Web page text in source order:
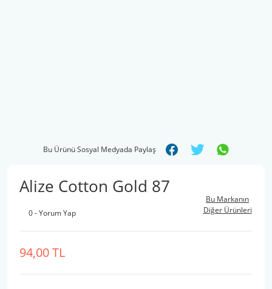
Bu Ürünü Sosyal Medyada Paylaş
Alize Cotton Gold 87
0 - Yorum Yap
Bu Markanın
Diğer Ürünleri
94,00 TL